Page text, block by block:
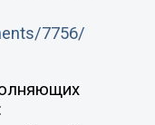
7756/